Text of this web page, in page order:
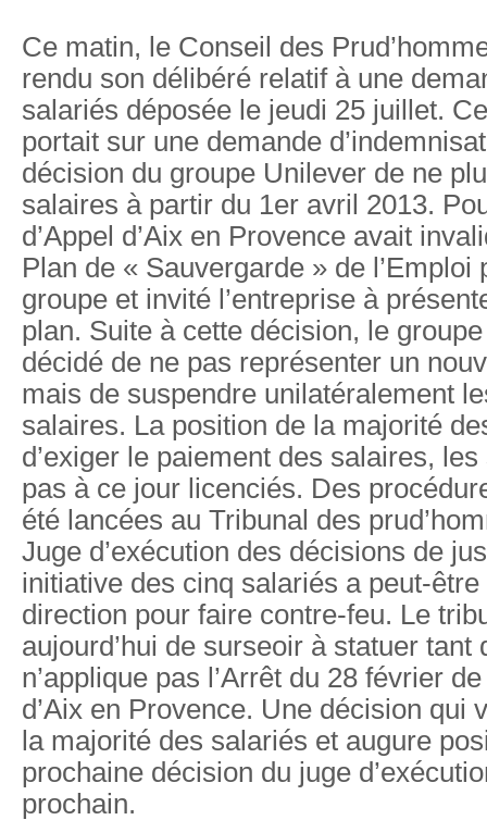
Ce matin, le Conseil des
rendu son délibéré relatif à une
salariés déposée le jeudi 25 juillet.
portait sur une demande
décision du groupe Unilever de ne
salaires à partir du 1er avril 2013.
d’Appel d’Aix en Provence avait
Plan de « Sauvergarde » de l’Emploi
groupe et invité l’entreprise à
plan. Suite à cette décision, le
décidé de ne pas représenter un
mais de suspendre unilatéralement
salaires. La position de la majorité
d’exiger le paiement des salaires, les
pas à ce jour licenciés. Des
été lancées au Tribunal des
Juge d’exécution des décisions de
initiative des cinq salariés a peut-
direction pour faire contre-feu. Le
aujourd’hui de surseoir à statuer tant
n’applique pas l’Arrêt du 28 février
d’Aix en Provence. Une décision qui
la majorité des salariés et augure
prochaine décision du juge
prochain.